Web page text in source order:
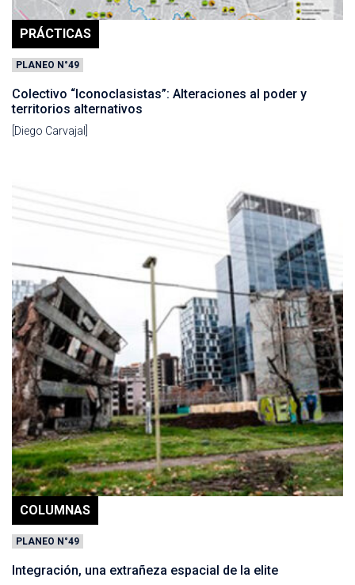
PRÁCTICAS
PLANEO N°49
Colectivo “Iconoclasistas”: Alteraciones al poder y
territorios alternativos
[Diego Carvajal]
COLUMNAS
PLANEO N°49
Integración, una extrañeza espacial de la elite